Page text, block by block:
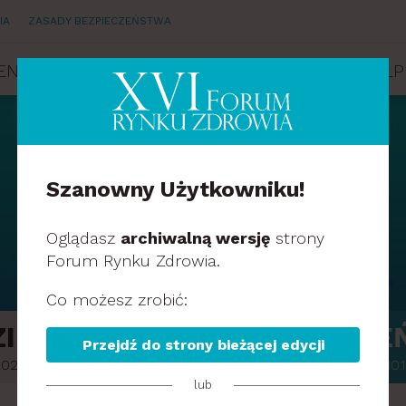
PRELEGENCI
ZASADY BEZPIECZEŃSTWA
AGENDA
1
Szanowny Użytkowniku!
Oglądasz archiwalną wersję strony
Forum Rynku Zdrowia.
Co możesz zrobić:
Przejdź do strony bieżącej edycji
lub